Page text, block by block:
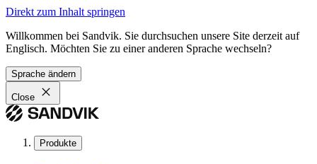
Direkt zum Inhalt springen
Willkommen bei Sandvik. Sie durchsuchen unsere Site derzeit auf
Englisch. Möchten Sie zu einer anderen Sprache wechseln?
Sprache ändern
Close
Produkte